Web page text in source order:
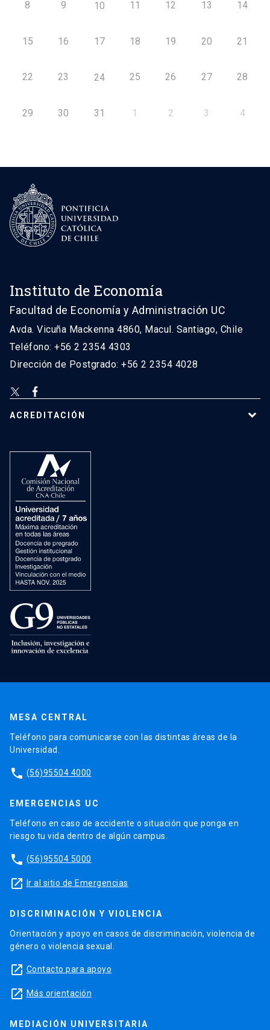
8 9 10 11 12 13 14
15 16 17 18 19 20 21
22 23 24 25 26 27 28
29 30 31 1 2 3 4
Instituto de Economía
Facultad de Economía y Administración UC
Avda. Vicuña Mackenna 4860, Macul. Santiago, Chile
Teléfono: +56 2 2354 4303
Dirección de Postgrado: +56 2 2354 4028
ACREDITACIÓN
MESA CENTRAL
Teléfono para comunicarse con las distintas áreas de la
Universidad.
phone (56)95504 4000
EMERGENCIAS UC
Teléfono en caso de accidente o situación que ponga en
riesgo tu vida dentro de algún campus.
phone (56)95504 5000
launch Ir al sitio de Emergencias
DISCRIMINACIÓN Y VIOLENCIA
Orientación y apoyo en casos de discriminación, violencia de
género o violencia sexual.
launch Contacto para apoyo
launch Más orientación
MEDIACIÓN UNIVERSITARIA